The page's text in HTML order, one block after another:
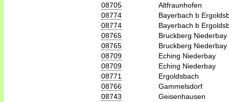
08705
Altfraunhofen
08774
Bayerbach b
08774
Bayerbach b
08765
Bruckberg Niederbay
08765
Bruckberg Niederbay
08709
Eching Niederbay
08709
Eching Niederbay
08771
Ergoldsbach
08766
Gammelsdorf
08743
Geisenhausen